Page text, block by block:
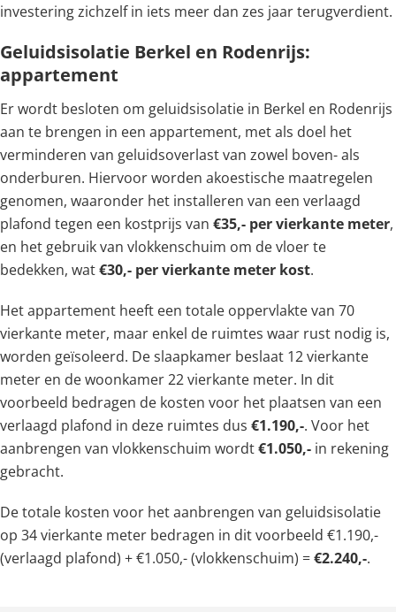
investering zichzelf in iets meer dan zes jaar terugverdient.
Geluidsisolatie Berkel en Rodenrijs:
appartement
Er wordt besloten om geluidsisolatie in Berkel en Rodenrijs
aan te brengen in een appartement, met als doel het
verminderen van geluidsoverlast van zowel boven- als
onderburen. Hiervoor worden akoestische maatregelen
genomen, waaronder het installeren van een verlaagd
plafond tegen een kostprijs van €35,- per vierkante meter,
en het gebruik van vlokkenschuim om de vloer te
bedekken, wat€30,- per vierkante meter kost.
Het appartement heeft een totale oppervlakte van 70
vierkante meter, maar enkel de ruimtes waar rust nodig is,
worden geïsoleerd. De slaapkamer beslaat 12 vierkante
meter en de woonkamer 22 vierkante meter. In dit
voorbeeld bedragen de kosten voor het plaatsen van een
verlaagd plafond in deze ruimtes dus €1.190,-. Voor het
aanbrengen van vlokkenschuim wordt€1.050,- in rekening
gebracht.
De totale kosten voor het aanbrengen van geluidsisolatie
op 34 vierkante meter bedragen in dit voorbeeld €1.190,-
(verlaagd plafond) + €1.050,- (vlokkenschuim) =€2.240,-.